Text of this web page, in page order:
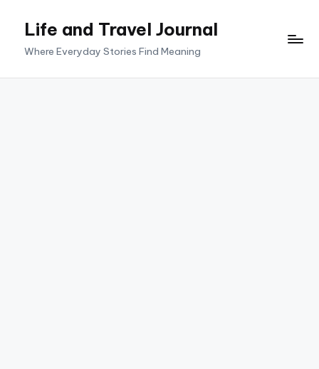
Life and Travel Journal
Where Everyday Stories Find Meaning